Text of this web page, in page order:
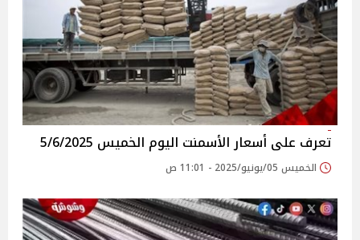
تعرف على أسعار الأسمنت اليوم الخميس 5/6/2025
الخميس 05/يونيو/2025 - 11:01 ص